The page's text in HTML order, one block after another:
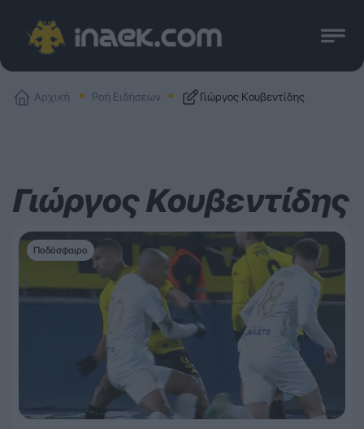
Αρχική Ροή Ειδήσεων Γιώργος Κουβεντίδης
Γιώργος Κουβεντίδης
Ποδόσφαιρο